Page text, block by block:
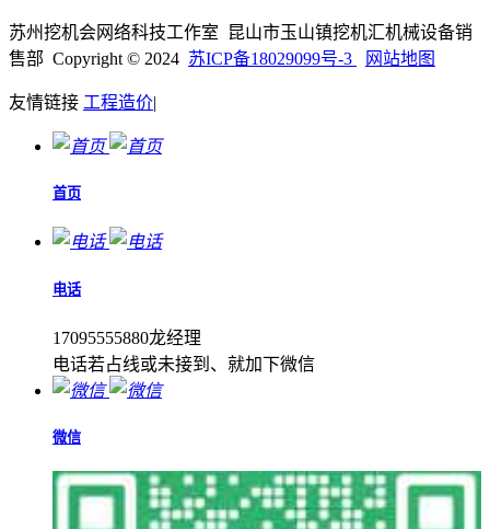
苏州挖机会网络科技工作室 昆山市玉山镇挖机汇机械设备销
售部 Copyright © 2024 苏ICP备18029099号-3 网站地图
友情链接 工程造价|
首页
电话
17095555880龙经理
电话若占线或未接到、就加下微信
微信